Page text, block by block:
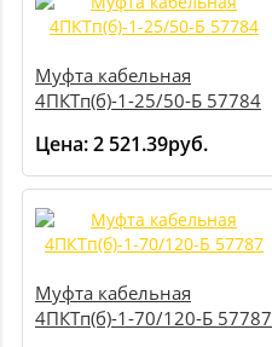
Муфта кабельная
4ПКТп(б)-1-25/50-Б 57784
Цена:2 521.39руб.
Муфта кабельная
4ПКТп(б)-1-70/120-Б 57787